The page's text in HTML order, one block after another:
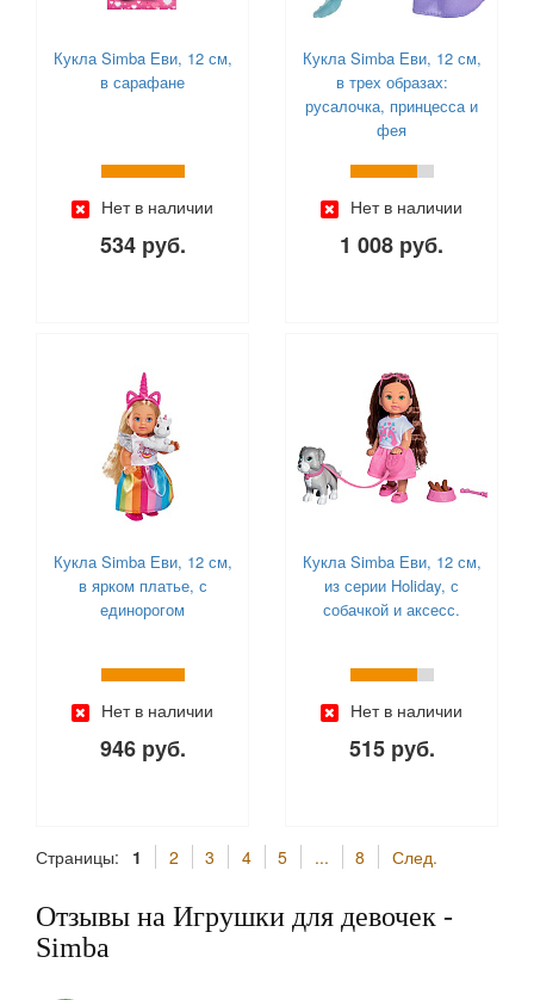
Кукла Simba Еви, 12 см,
в сарафане
Нет в наличии
534 руб.
Кукла Simba Еви, 12 см,
в трех образах:
русалочка, принцесса и
фея
Нет в наличии
1 008 руб.
Кукла Simba Еви, 12 см,
в ярком платье, с
единорогом
Нет в наличии
946 руб.
Кукла Simba Еви, 12 см,
из серии Holiday, с
собачкой и аксесс.
Нет в наличии
515 руб.
Страницы: 1 2 3 4 5 ... 8 След.
Отзывы на Игрушки для девочек -
Simba